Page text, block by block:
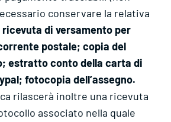
conservare la relativa
ricevuta di versamento per
postale; copia del
estratto conto della carta di
fotocopia dell’assegno.
rilascerà inoltre una ricevuta
associato nella quale